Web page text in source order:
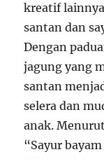
kreatif
santan dan
Dengan
jagung yang
santan
selera dan
anak.
“Sayur